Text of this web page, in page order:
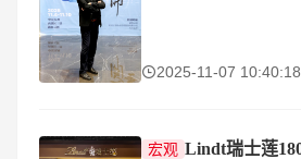
立巡展首站
2025-11-07 10:40:18
宏观